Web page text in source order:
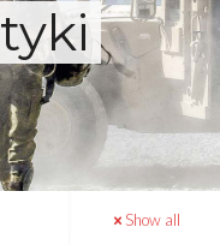
Show all